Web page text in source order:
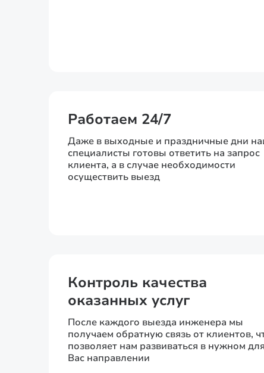
Работаем 24/7
Даже в выходные и праздничные дни
специалисты готовы ответить на запрос
клиента, а в случае необходимости
осуществить выезд
Контроль качества
оказанных услуг
После каждого выезда инженера мы
получаем обратную связь от клиентов,
позволяет нам развиваться в нужном для
Вас направлении